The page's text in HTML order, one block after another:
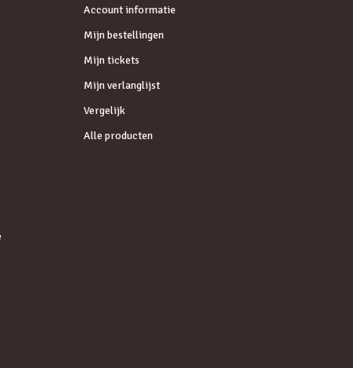
Account informatie
Mijn bestellingen
Mijn tickets
Mijn verlanglijst
Vergelijk
Alle producten